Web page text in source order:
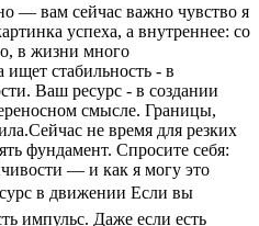
— вам сейчас важно чувство я
успеха, а внутреннее: со
в жизни много
стабильность - в
Ваш ресурс - в создании
смысле. Границы,
не время для резких
фундамент. Спросите себя:
— и как я могу это
в движении Если вы
импульс. Даже если есть